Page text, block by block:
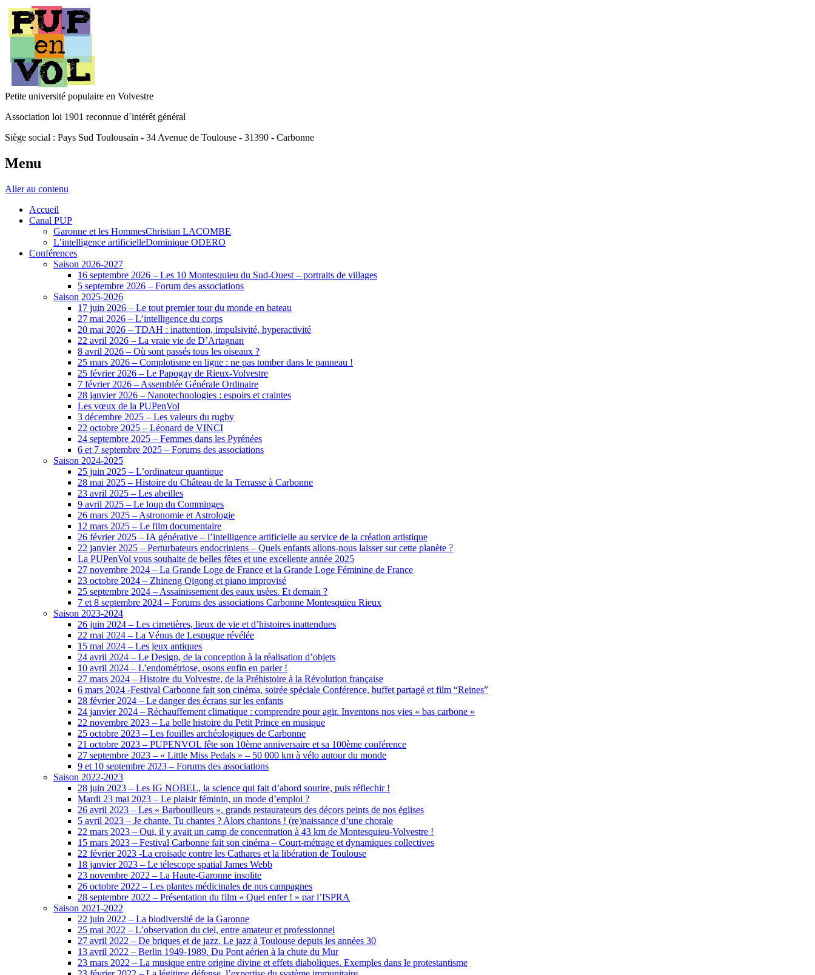
Petite université populaire en Volvestre
Association loi 1901 reconnue d´intérêt général
Siège social : Pays Sud Toulousain - 34 Avenue de Toulouse - 31390 - Carbonne
Menu
Aller au contenu
Accueil
Canal PUP
Garonne et les HommesChristian LACOMBE
L’intelligence artificielleDominique ODERO
Conférences
Saison 2026-2027
16 septembre 2026 – Les 10 Montesquieu du Sud-Ouest – portraits de villages
5 septembre 2026 – Forum des associations
Saison 2025-2026
17 juin 2026 – Le tout premier tour du monde en bateau
27 mai 2026 – L’intelligence du corps
20 mai 2026 – TDAH : inattention, impulsivité, hyperactivité
22 avril 2026 – La vraie vie de D’Artagnan
8 avril 2026 – Où sont passés tous les oiseaux ?
25 mars 2026 – Complotisme en ligne : ne pas tomber dans le panneau !
25 février 2026 – Le Papogay de Rieux-Volvestre
7 février 2026 – Assemblée Générale Ordinaire
28 janvier 2026 – Nanotechnologies : espoirs et craintes
Les vœux de la PUPenVol
3 décembre 2025 – Les valeurs du rugby
22 octobre 2025 – Léonard de VINCI
24 septembre 2025 – Femmes dans les Pyrénées
6 et 7 septembre 2025 – Forums des associations
Saison 2024-2025
25 juin 2025 – L’ordinateur quantique
28 mai 2025 – Histoire du Château de la Terrasse à Carbonne
23 avril 2025 – Les abeilles
9 avril 2025 – Le loup du Comminges
26 mars 2025 – Astronomie et Astrologie
12 mars 2025 – Le film documentaire
26 février 2025 – IA générative – l’intelligence artificielle au service de la création artistique
22 janvier 2025 – Perturbateurs endocriniens – Quels enfants allons-nous laisser sur cette planète ?
La PUPenVol vous souhaite de belles fêtes et une excellente année 2025
27 novembre 2024 – La Grande Loge de France et la Grande Loge Féminine de France
23 octobre 2024 – Zhineng Qigong et piano improvisé
25 septembre 2024 – Assainissement des eaux usées. Et demain ?
7 et 8 septembre 2024 – Forums des associations Carbonne Montesquieu Rieux
Saison 2023-2024
26 juin 2024 – Les cimetières, lieux de vie et d’histoires inattendues
22 mai 2024 – La Vénus de Lespugue révélée
15 mai 2024 – Les jeux antiques
24 avril 2024 – Le Design, de la conception à la réalisation d’objets
10 avril 2024 – L’endométriose, osons enfin en parler !
27 mars 2024 – Histoire du Volvestre, de la Préhistoire à la Révolution française
6 mars 2024 -Festival Carbonne fait son cinéma, soirée spéciale Conférence, buffet partagé et film “Reines”
28 février 2024 – Le danger des écrans sur les enfants
24 janvier 2024 – Réchauffement climatique : comprendre pour agir. Inventons nos vies « bas carbone »
22 novembre 2023 – La belle histoire du Petit Prince en musique
25 octobre 2023 – Les fouilles archéologiques de Carbonne
21 octobre 2023 – PUPENVOL fête son 10ème anniversaire et sa 100ème conférence
27 septembre 2023 – « Little Miss Pedals » – 50 000 km à vélo autour du monde
9 et 10 septembre 2023 – Forums des associations
Saison 2022-2023
28 juin 2023 – Les IG NOBEL, la science qui fait d’abord sourire, puis réflechir !
Mardi 23 mai 2023 – Le plaisir féminin, un mode d’emploi ?
26 avril 2023 – Les « Barbouilleurs », grands restaurateurs des décors peints de nos églises
5 avril 2023 – Je chante. Tu chantes ? Alors chantons ! (re)naissance d’une chorale
22 mars 2023 – Oui, il y avait un camp de concentration à 43 km de Montesquieu-Volvestre !
15 mars 2023 – Festival Carbonne fait son cinéma – Court-métrage et dynamiques collectives
22 février 2023 -La croisade contre les Cathares et la libération de Toulouse
18 janvier 2023 – Le télescope spatial James Webb
23 novembre 2022 – La Haute-Garonne insolite
26 octobre 2022 – Les plantes médicinales de nos campagnes
28 septembre 2022 – Présentation du film « Quel enfer ! » par l’ISPRA
Saison 2021-2022
22 juin 2022 – La biodiversité de la Garonne
25 mai 2022 – L’observation du ciel, entre amateur et professionnel
27 avril 2022 – De briques et de jazz. Le jazz à Toulouse depuis les années 30
13 avril 2022 – Berlin 1949-1989. Du Pont aérien à la chute du Mur
23 mars 2022 – La musique entre origine divine et effets diaboliques. Exemples dans le protestantisme